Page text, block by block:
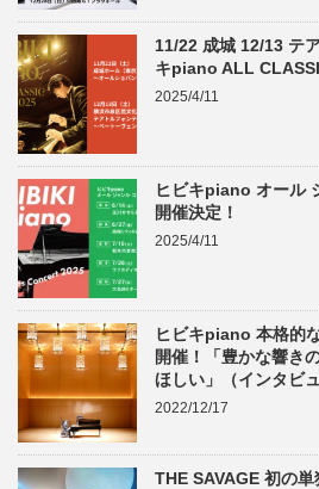
11/22 成城 12/13 テ
キpiano ALL
2025/4/11
ヒビキpiano オール
開催決定！
2025/4/11
ヒビキpiano 本格的
開催！「豊かな響き
ほしい」（インタビュ
2022/12/17
THE SAVAGE 初の単